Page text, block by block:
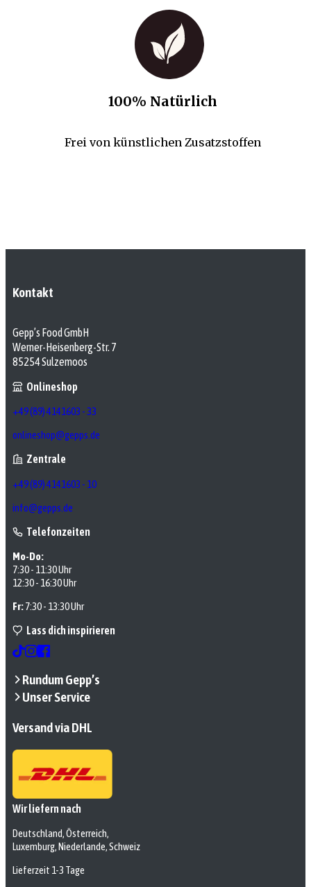
100% Natürlich
Frei von künstlichen Zusatzstoffen
Kontakt
Gepp’s Food GmbH
Werner-Heisenberg-Str. 7
85254 Sulzemoos
Onlineshop
+49 (89) 4141603 - 33
onlineshop@gepps.de
Zentrale
+49 (89) 4141603 - 10
info@gepps.de
Telefonzeiten
Mo-Do:
7:30 - 11:30 Uhr
12:30 - 16:30 Uhr
Fr:7:30 - 13:30 Uhr
Lass dich inspirieren
Rundum Gepp’s
Unser Service
Versand via DHL
Wir liefern nach
Deutschland, Österreich,
Luxemburg, Niederlande, Schweiz
Lieferzeit 1-3 Tage